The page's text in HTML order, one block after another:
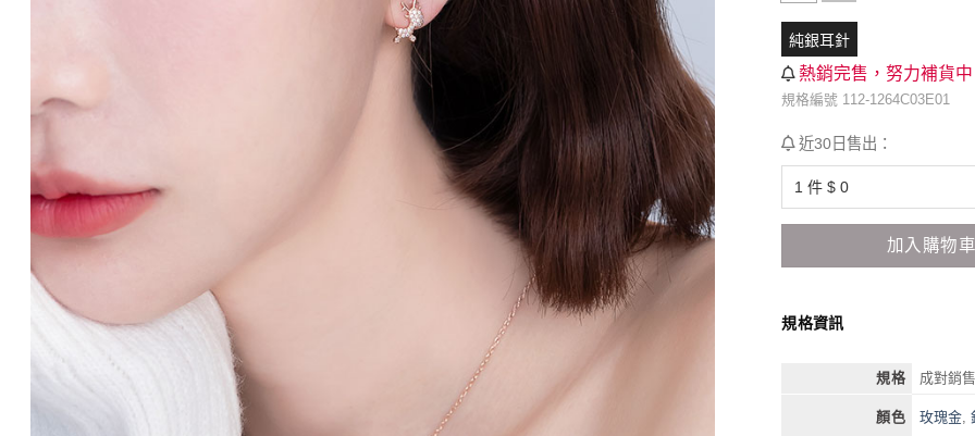
純銀耳針
熱銷完售，努力補貨
規格編號 112-1264C03E01
近30日售出：
加入購物車
規格資訊
規格 成對銷售
顏色 玫瑰金,